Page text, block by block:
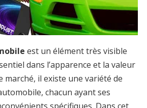
est un élément très visible
dans l’apparence et la valeur
marché, il existe une variété de
chacun ayant ses
spécifiques. Dans cet